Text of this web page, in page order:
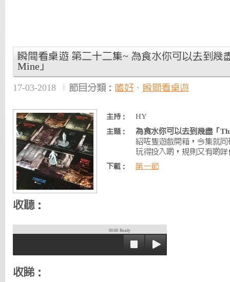
瞬間看桌遊 第二十二集~ 為食水你可以去到幾
Mine」
17-03-2018 節目分類： 嗜好 、 瞬間看桌遊
主持： HY
主題：
為食水你可以去到幾盡「
紹咗隻遊戲開箱，今集就
玩得投入啲，規則又有啲
下載： 第一節
收聽：
00:00 Ready
收睇：